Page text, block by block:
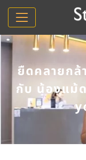
ยืดคลายก
กับ น้องแม้